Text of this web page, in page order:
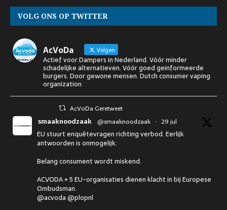
VOLG ONS OP TWITTER
AcVoDa Volgen
Actief voor Dampers in Nederland. Vóór minder
schadelijke alternatieven. Vóór goed geinformeerde
burgers. Door gewone mensen. Dutch consumer vaping
organization
AcVoDa Geretweet
smaaknoodzaak @smaaknoodzaak · 29 jul
EU stuurt enquêtevragen richting verbod. Eerlijk
antwoorden is onmogelijk.
Belang consument wordt miskend.
ACVODA + 5 EU-organisaties dienen klacht in bij Europese
Ombudsman.
@acvoda @plopnl